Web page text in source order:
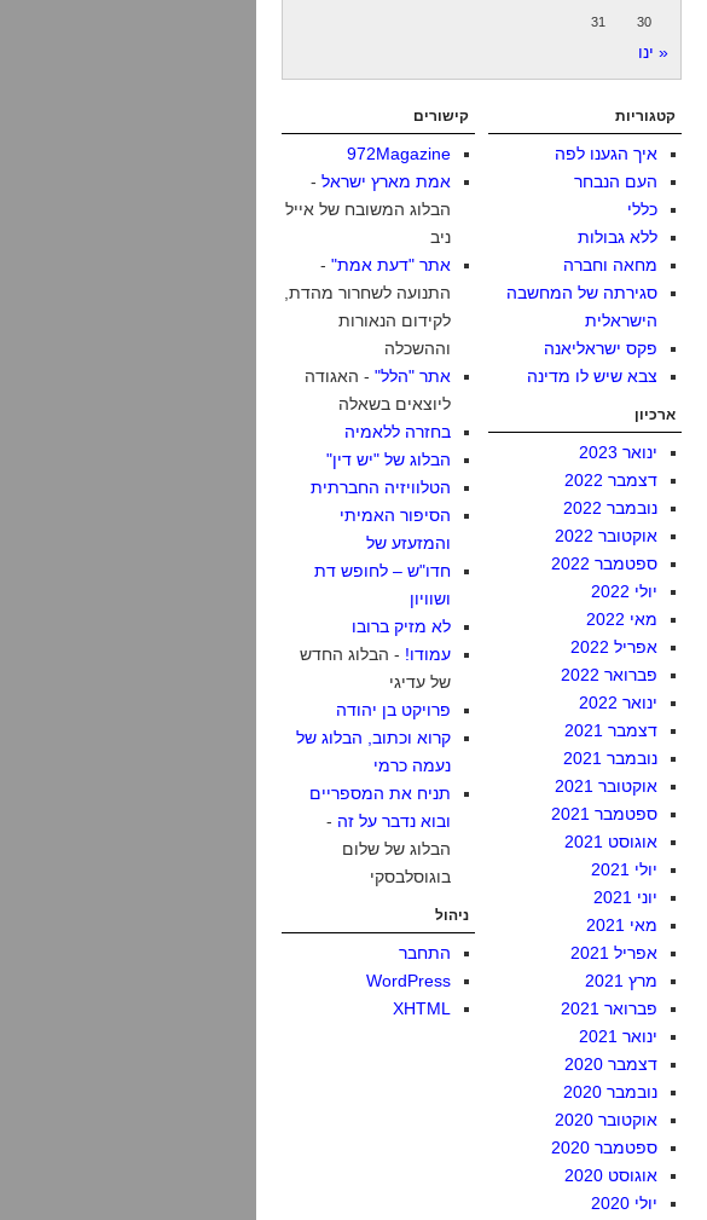
30
31
« ינו
קטגוריות
איך הגענו לפה
העם הנבחר
כללי
ללא גבולות
מחאה וחברה
סגירתה של המחשבה
הישראלית
פקס ישראליאנה
צבא שיש לו מדינה
ארכיון
ינואר 2023
דצמבר 2022
נובמבר 2022
אוקטובר 2022
ספטמבר 2022
יולי 2022
מאי 2022
אפריל 2022
פברואר 2022
ינואר 2022
דצמבר 2021
נובמבר 2021
אוקטובר 2021
ספטמבר 2021
אוגוסט 2021
יולי 2021
יוני 2021
מאי 2021
אפריל 2021
מרץ 2021
פברואר 2021
ינואר 2021
דצמבר 2020
נובמבר 2020
אוקטובר 2020
ספטמבר 2020
אוגוסט 2020
יולי 2020
קישורים
972Magazine
אמת מארץ ישראל -
הבלוג המשובח של אייל
ניב
אתר "דעת אמת" -
התנועה לשחרור מהדת,
לקידום הנאורות
וההשכלה
אתר "הלל" - האגודה
ליוצאים בשאלה
בחזרה ללאמיה
הבלוג של "יש דין"
הטלוויזיה החברתית
הסיפור האמיתי
והמזעזע של
חדו"ש – לחופש דת
ושוויון
לא מזיק ברובו
עמודו! - הבלוג החדש
של עדיגי
פרויקט בן יהודה
קרוא וכתוב, הבלוג של
נעמה כרמי
תניח את המספריים
ובוא נדבר על זה -
הבלוג של שלום
בוגוסלבסקי
ניהול
התחבר
WordPress
XHTML